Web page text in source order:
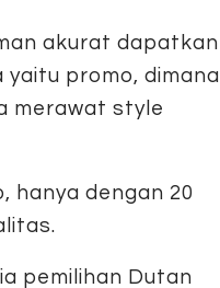
akurat dapatkan
promo, dimana
merawat style
hanya dengan 20
pemilihan Dutan